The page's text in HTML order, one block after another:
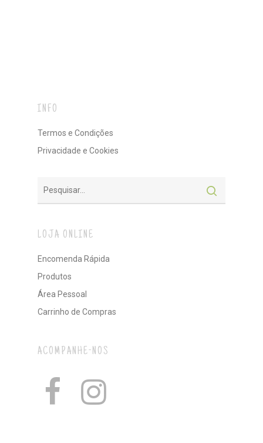
INFO
Termos e Condições
Privacidade e Cookies
LOJA ONLINE
Encomenda Rápida
Produtos
Área Pessoal
Carrinho de Compras
ACOMPANHE-NOS